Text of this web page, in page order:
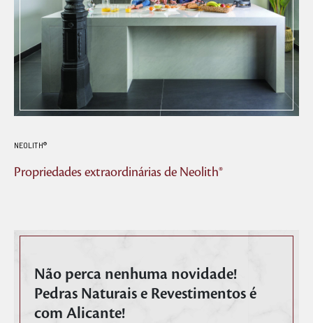
NEOLITH®
Propriedades extraordinárias de Neolith®
Não perca nenhuma novidade!
Pedras Naturais e Revestimentos é
com Alicante!